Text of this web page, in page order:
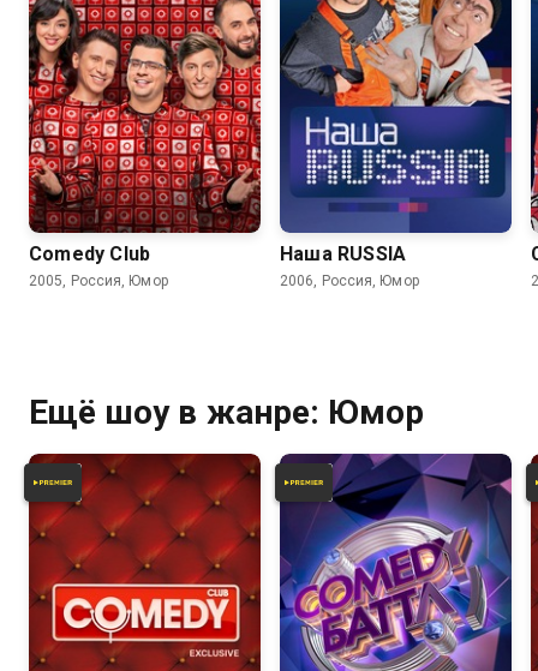
Comedy Club
2005, Россия, Юмор
6.2 6.2
Наша RUSSIA
2006, Россия, Юмор
Ещё шоу в жанре: Юмор